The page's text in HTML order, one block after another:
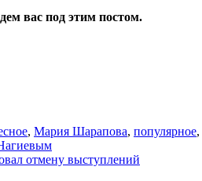
вас под этим постом.
, Мария Шарапова, популярное,
отмену выступлений